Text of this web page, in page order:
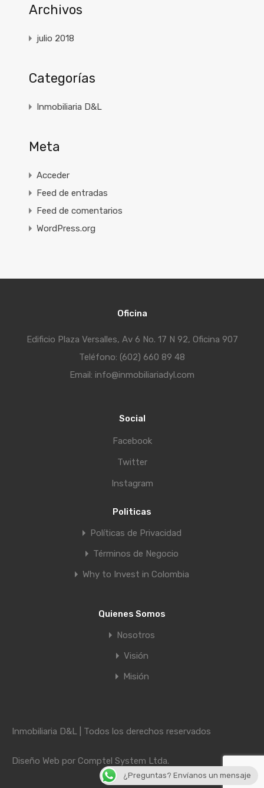
Archivos
julio 2018
Categorías
Inmobiliaria D&L
Meta
Acceder
Feed de entradas
Feed de comentarios
WordPress.org
Oficina
Edificio Plaza Versalles, Av 6 No. 17 N 92, Oficina 907
Teléfono: (602) 660 89 48
Email: info@inmobiliariadyl.com
Social
Facebook
Twitter
Instagram
Politicas
Políticas de Privacidad
Términos de Negocio
Why to Invest in Colombia
Quienes Somos
Nosotros
Visión
Misión
Inmobiliaria D&L | Todos los derechos reservados
Diseño Web por Comptel System Ltda.
¿Preguntas? Envíanos un mensaje